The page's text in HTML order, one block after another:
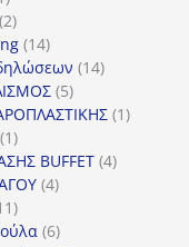
προϊόν
22
προϊόντα
1414
προϊόντα
1414
55
προϊόντα
11
11
προϊόν
BUFFET 44
44
11
προϊόντα
66